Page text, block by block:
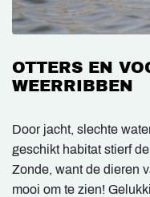
OTTERS EN
WEERRIBBEN
Door jacht, slechte
geschikt habitat stierf de
Zonde, want de dieren
mooi om te zien!